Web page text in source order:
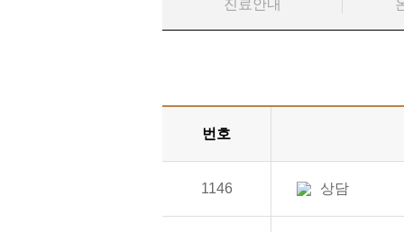
진료안내
번호
1146 상담